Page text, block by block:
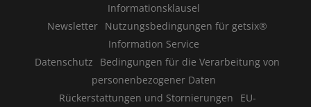
Informationsklausel
Newsletter Nutzungsbedingungen für getsix®
Information Service
Datenschutz
Bedingungen für die Verarbeitung von
personenbezogener Daten
Rückerstattungen und Stornierungen
EU-